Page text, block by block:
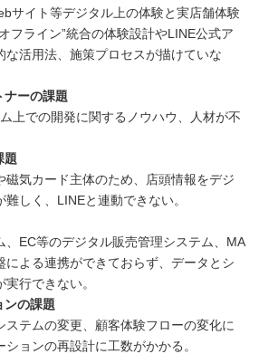
サイト等デジタル上の体験と実店舗体験
フライン”統合の体験設計やLINE公式ア
な活用法、施策プロセスが描けていな
ナーの課題
上での開発に関するノウハウ、人材が不
題
磁気カード主体のため、店頭情報をデジ
しく、LINEと連動できない。
、EC等のデジタル販売管理システム、MA
による連携ができておらず、データとシ
行できない。
ンの課題
ステムの変更、顧客体験フローの変化に
ョンの再設計に工数がかかる。